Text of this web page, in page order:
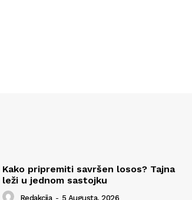
Kako pripremiti savršen losos? Tajna
leži u jednom sastojku
Redakcija - 5 Augusta, 2026